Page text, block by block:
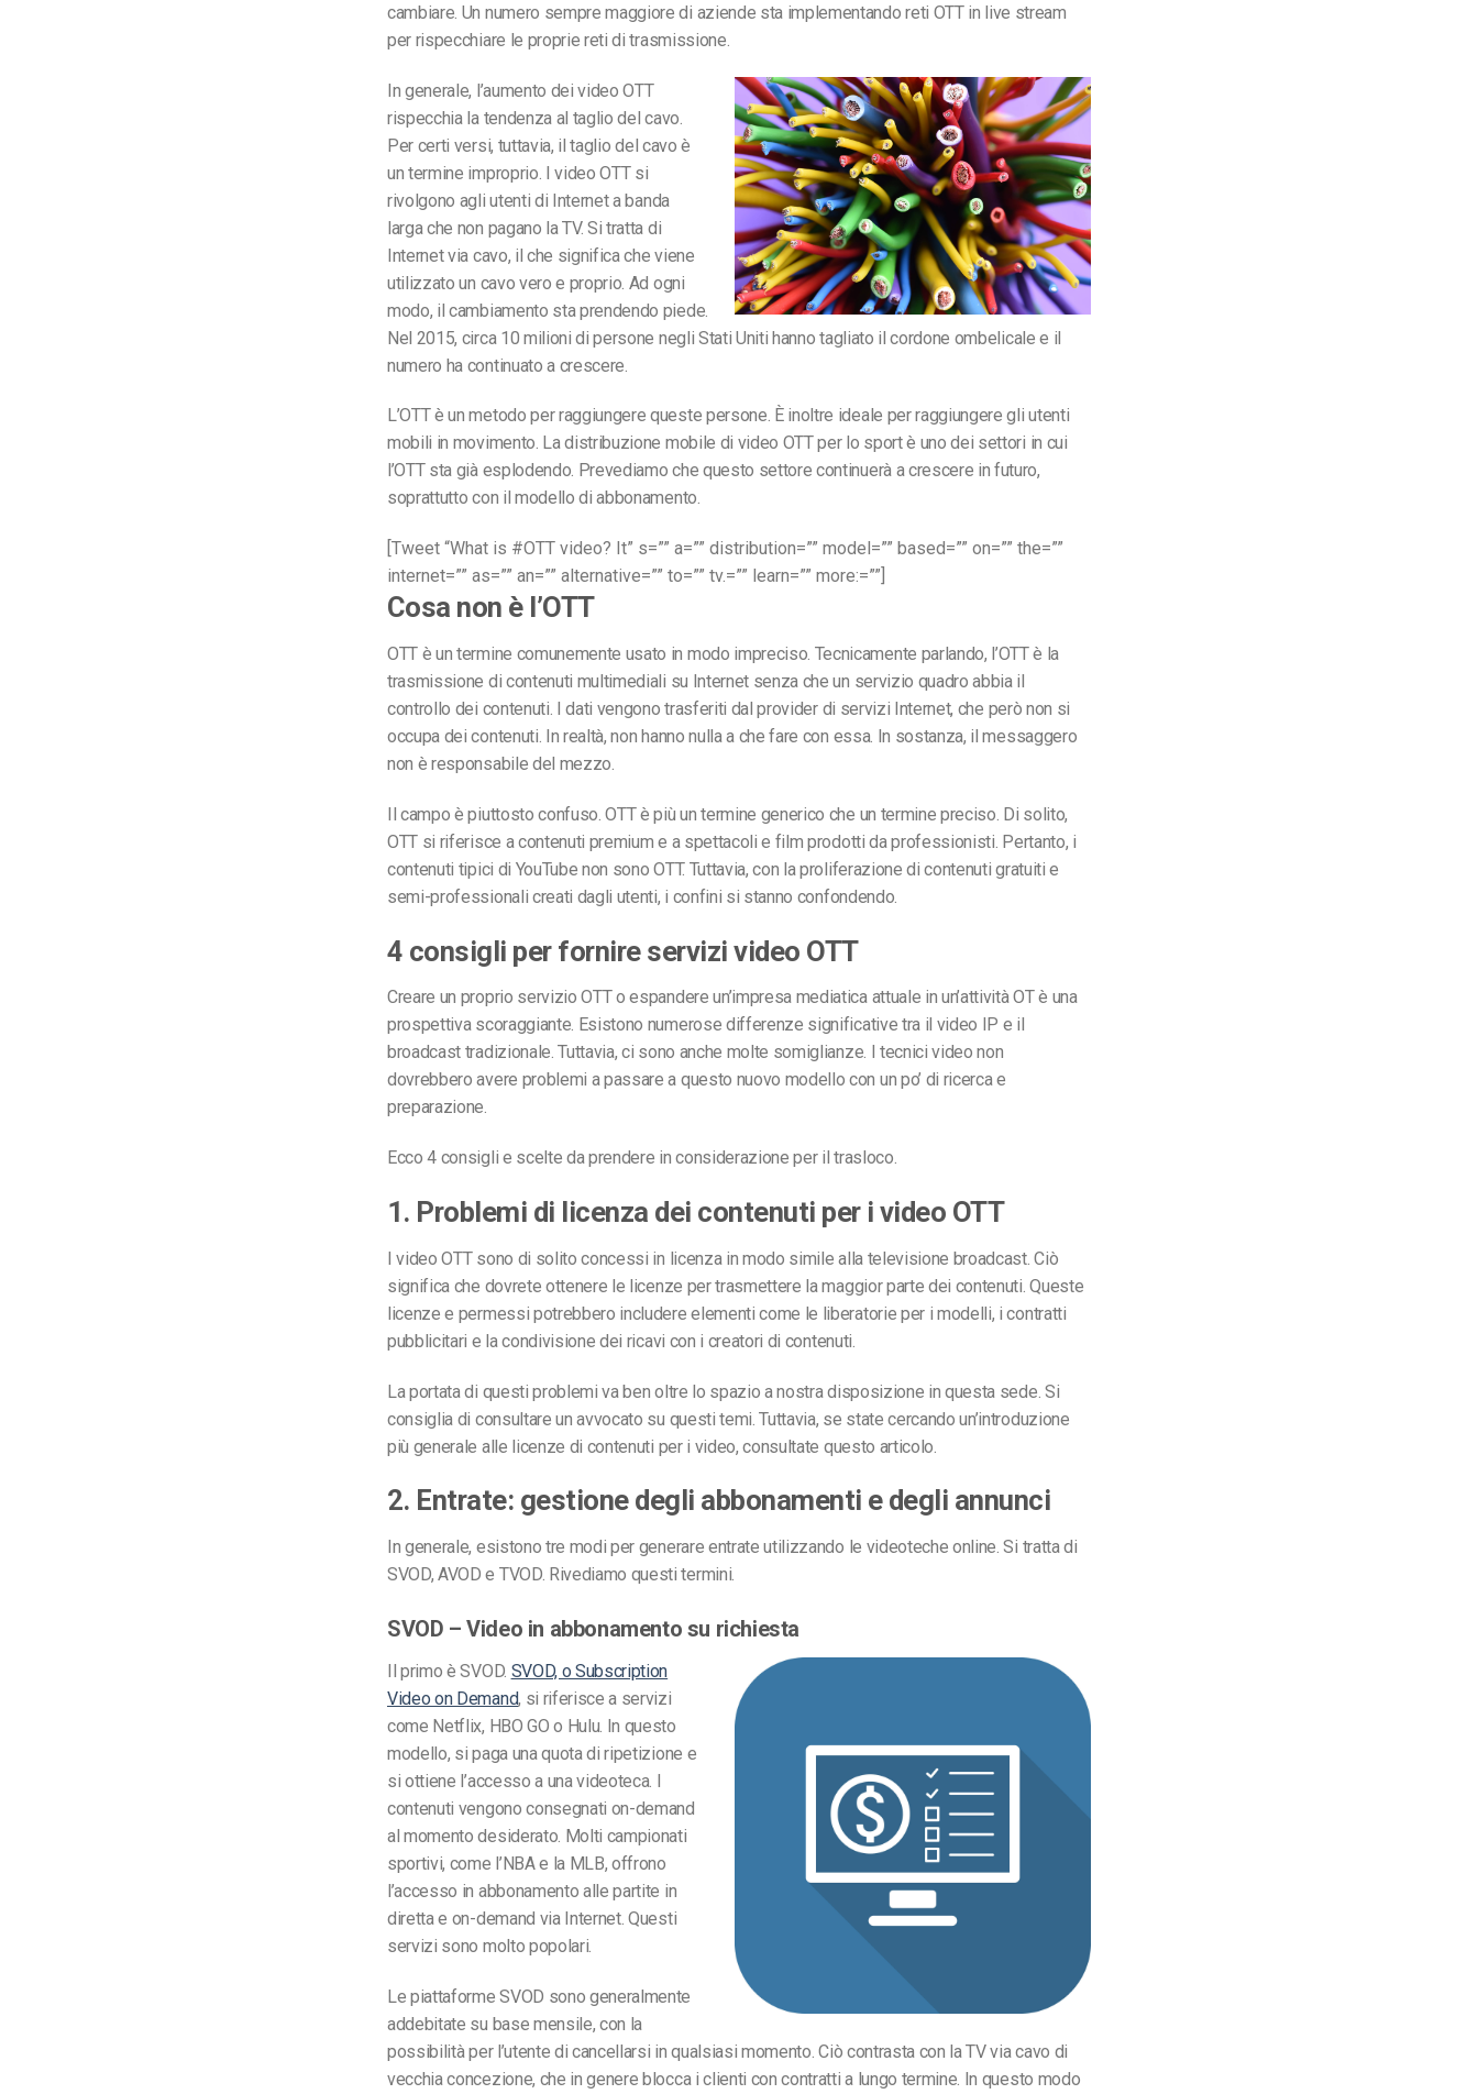
cambiare. Un numero sempre maggiore di aziende sta implementando reti OTT in live stream
per rispecchiare le proprie reti di trasmissione.
In generale, l’aumento dei video OTT
rispecchia la tendenza al taglio del cavo.
Per certi versi, tuttavia, il taglio del cavo è
un termine improprio. I video OTT si
rivolgono agli utenti di Internet a banda
larga che non pagano la TV. Si tratta di
Internet via cavo, il che significa che viene
utilizzato un cavo vero e proprio. Ad ogni
modo, il cambiamento sta prendendo piede.
Nel 2015, circa 10 milioni di persone negli Stati Uniti hanno tagliato il cordone ombelicale e il
numero ha continuato a crescere.
L’OTT è un metodo per raggiungere queste persone. È inoltre ideale per raggiungere gli utenti
mobili in movimento. La distribuzione mobile di video OTT per lo sport è uno dei settori in cui
l’OTT sta già esplodendo. Prevediamo che questo settore continuerà a crescere in futuro,
soprattutto con il modello di abbonamento.
[Tweet “What is #OTT video? It” s=”” a=”” distribution=”” model=”” based=”” on=”” the=””
internet=”” as=”” an=”” alternative=”” to=”” tv.=”” learn=”” more:=””]
Cosa non è l’OTT
OTT è un termine comunemente usato in modo impreciso. Tecnicamente parlando, l’OTT è la
trasmissione di contenuti multimediali su Internet senza che un servizio quadro abbia il
controllo dei contenuti. I dati vengono trasferiti dal provider di servizi Internet, che però non si
occupa dei contenuti. In realtà, non hanno nulla a che fare con essa. In sostanza, il messaggero
non è responsabile del mezzo.
Il campo è piuttosto confuso. OTT è più un termine generico che un termine preciso. Di solito,
OTT si riferisce a contenuti premium e a spettacoli e film prodotti da professionisti. Pertanto, i
contenuti tipici di YouTube non sono OTT. Tuttavia, con la proliferazione di contenuti gratuiti e
semi-professionali creati dagli utenti, i confini si stanno confondendo.
4 consigli per fornire servizi video OTT
Creare un proprio servizio OTT o espandere un’impresa mediatica attuale in un’attività OT è una
prospettiva scoraggiante. Esistono numerose differenze significative tra il video IP e il
broadcast tradizionale. Tuttavia, ci sono anche molte somiglianze. I tecnici video non
dovrebbero avere problemi a passare a questo nuovo modello con un po’ di ricerca e
preparazione.
Ecco 4 consigli e scelte da prendere in considerazione per il trasloco.
1. Problemi di licenza dei contenuti per i video OTT
I video OTT sono di solito concessi in licenza in modo simile alla televisione broadcast. Ciò
significa che dovrete ottenere le licenze per trasmettere la maggior parte dei contenuti. Queste
licenze e permessi potrebbero includere elementi come le liberatorie per i modelli, i contratti
pubblicitari e la condivisione dei ricavi con i creatori di contenuti.
La portata di questi problemi va ben oltre lo spazio a nostra disposizione in questa sede. Si
consiglia di consultare un avvocato su questi temi. Tuttavia, se state cercando un’introduzione
più generale alle licenze di contenuti per i video, consultate questo articolo.
2. Entrate: gestione degli abbonamenti e degli annunci
In generale, esistono tre modi per generare entrate utilizzando le videoteche online. Si tratta di
SVOD, AVOD e TVOD. Rivediamo questi termini.
SVOD – Video in abbonamento su richiesta
Il primo è SVOD. SVOD, o Subscription
Video on Demand, si riferisce a servizi
come Netflix, HBO GO o Hulu. In questo
modello, si paga una quota di ripetizione e
si ottiene l’accesso a una videoteca. I
contenuti vengono consegnati on-demand
al momento desiderato. Molti campionati
sportivi, come l’NBA e la MLB, offrono
l’accesso in abbonamento alle partite in
diretta e on-demand via Internet. Questi
servizi sono molto popolari.
Le piattaforme SVOD sono generalmente
addebitate su base mensile, con la
possibilità per l’utente di cancellarsi in qualsiasi momento. Ciò contrasta con la TV via cavo di
vecchia concezione, che in genere blocca i clienti con contratti a lungo termine. In questo modo